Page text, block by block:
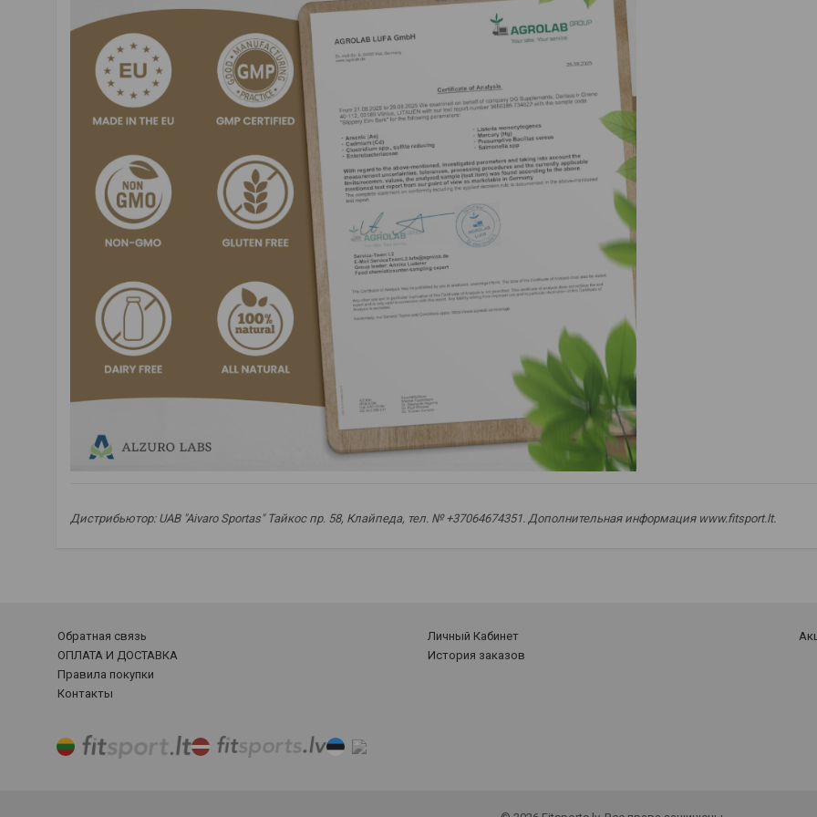
Дистрибьютор: UAB "Aivaro Sportas" Тайкос пр. 58, Клайпеда, тел. № +37064674351. Дополнительная информация www.fitsport.lt.
Обратная связь
ОПЛАТА И ДОСТАВКА
Правила покупки
Контакты
Личный Кабинет
История заказов